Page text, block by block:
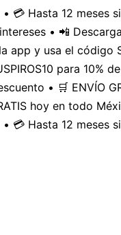
💳 Hasta 12 meses
• 📲
app y usa el código
para 10%
• 🛒 ENVÍO
hoy en todo
💳 Hasta 12 meses